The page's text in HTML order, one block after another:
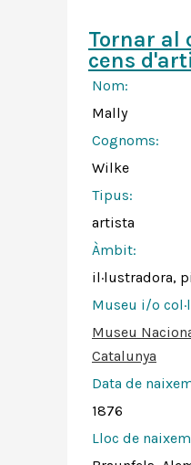
Tornar al
cens
Nom:
Mally
Cognoms:
Wilke
Tipus:
artista
Àmbit:
il·lustradora,
Museu i/o
Museu
Catalunya
Data de
1876
Lloc de